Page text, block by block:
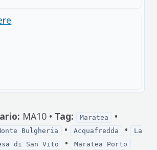
MA10 • Tag: Maratea •
Bulgheria • Acquafredda •
La
di San Vito
• Maratea Porto